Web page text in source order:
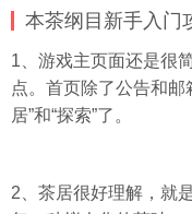
本茶纲目新手入门
1、游戏主页面还是很
点。首页除了公告和
居”和“探索”了。
2、茶居很好理解，就